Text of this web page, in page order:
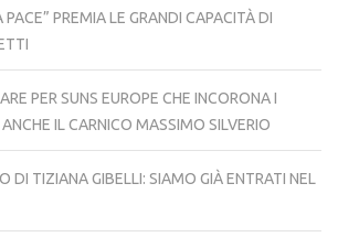
PREMIA LE GRANDI CAPACITÀ DI
PER SUNS EUROPE CHE INCORONA I
IL CARNICO MASSIMO SILVERIO
DI TIZIANA GIBELLI: SIAMO GIÀ ENTRATI NEL